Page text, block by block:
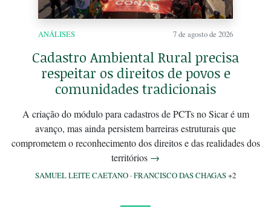
ANÁLISES 7 de agosto de 2026
Cadastro Ambiental Rural precisa
respeitar os direitos de povos e
comunidades tradicionais
A criação do módulo para cadastros de PCTs no Sicar é um
avanço, mas ainda persistem barreiras estruturais que
comprometem o reconhecimento dos direitos e das realidades dos
territórios →
SAMUEL LEITE CAETANO ·FRANCISCO DAS CHAGAS+2